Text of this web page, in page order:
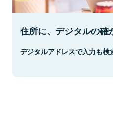
住所に、デジタルの確
デジタルアドレスで入力も検